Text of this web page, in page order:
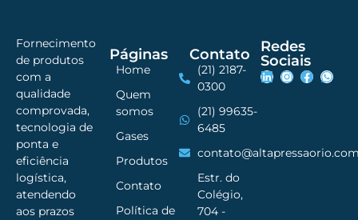
Fornecimento
de produtos
com a
qualidade
comprovada,
tecnologia de
ponta e
eficiência
logística,
atendendo
aos prazos
Páginas
Home
Quem
somos
Gases
Produtos
Contato
Política de
Contato
(21) 2187-
0300
(21) 99635-
6485
Estr. do
Colégio,
704 -
Redes
Sociais